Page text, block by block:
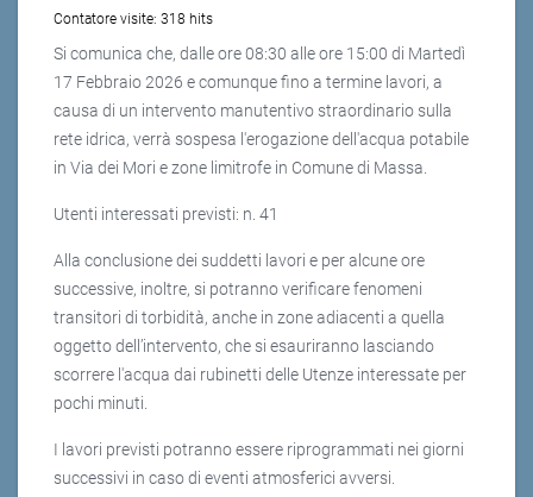
Contatore visite: 318 hits
Si comunica che, dalle ore 08:30 alle ore 15:00 di Martedì
17 Febbraio 2026 e comunque fino a termine lavori, a
causa di un intervento manutentivo straordinario sulla
rete idrica, verrà sospesa l'erogazione dell'acqua potabile
in Via dei Mori e zone limitrofe in Comune di Massa.
Utenti interessati previsti: n. 41
Alla conclusione dei suddetti lavori e per alcune ore
successive, inoltre, si potranno verificare fenomeni
transitori di torbidità, anche in zone adiacenti a quella
oggetto dell’intervento, che si esauriranno lasciando
scorrere l'acqua dai rubinetti delle Utenze interessate per
pochi minuti.
I lavori previsti potranno essere riprogrammati nei giorni
successivi in caso di eventi atmosferici avversi.